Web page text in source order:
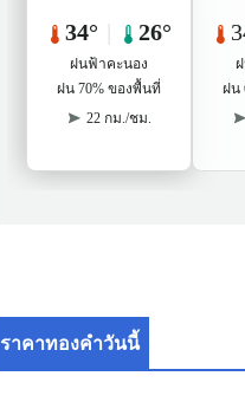
ราคาทองคำวันนี้